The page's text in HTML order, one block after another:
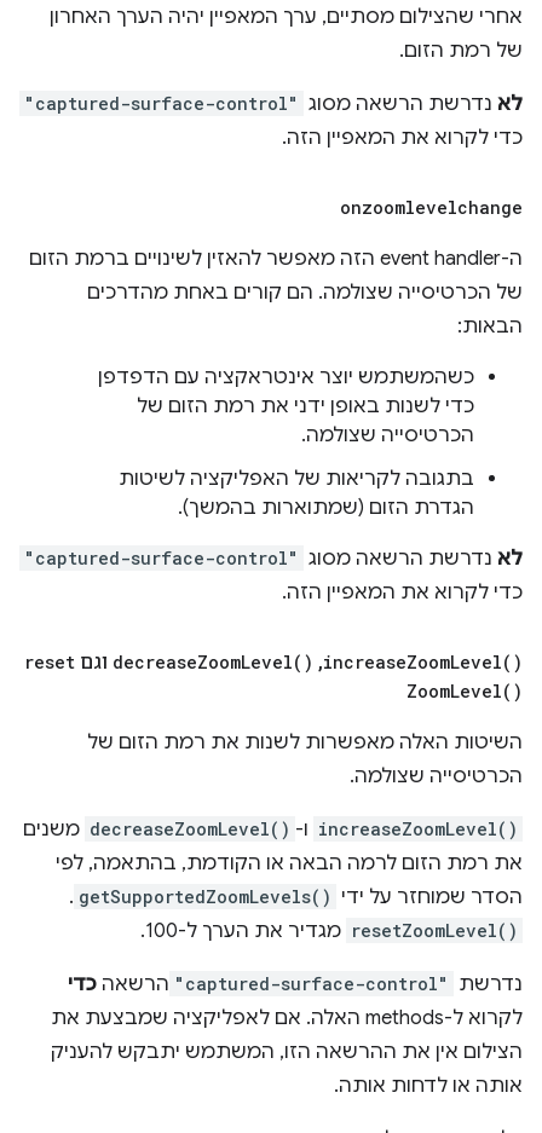
אחרי שהצילום מסתיים, ערך המאפיין יהיה הערך האחרון
של רמת הזום.
לא נדרשת הרשאה מסוג "captured-surface-control"
כדי לקרוא את המאפיין הזה.
onzoomlevelchange
ה-event handler הזה מאפשר להאזין לשינויים ברמת הזום
של הכרטיסייה שצולמה. הם קורים באחת מהדרכים
הבאות:
כשהמשתמש יוצר אינטראקציה עם הדפדפן
כדי לשנות באופן ידני את רמת הזום של
הכרטיסייה שצולמה.
בתגובה לקריאות של האפליקציה לשיטות
הגדרת הזום (שמתוארות בהמשך).
לא נדרשת הרשאה מסוג "captured-surface-control"
כדי לקרוא את המאפיין הזה.
increaseZoomLevel( )
,
decreaseZoomLevel( ) וגם reset
ZoomLevel( )
השיטות האלה מאפשרות לשנות את רמת הזום של
הכרטיסייה שצולמה.
increaseZoomLevel() ו- decreaseZoomLevel() משנים
את רמת הזום לרמה הבאה או הקודמת, בהתאמה, לפי
הסדר שמוחזר על ידי getSupportedZoomLevels()
.
resetZoomLevel() מגדיר את הערך ל-100.
נדרשת "captured-surface-control" הרשאה כדי
לקרוא ל-methods האלה. אם לאפליקציה שמבצעת את
הצילום אין את ההרשאה הזו, המשתמש יתבקש להעניק
אותה או לדחות אותה.